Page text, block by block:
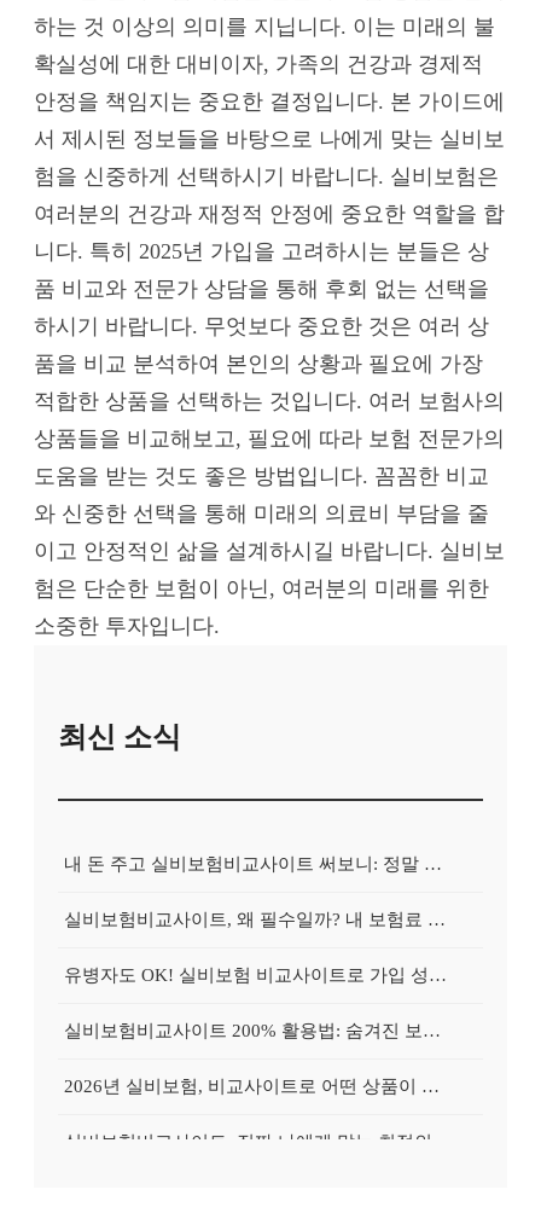
하는 것 이상의 의미를 지닙니다. 이는 미래의 불
확실성에 대한 대비이자, 가족의 건강과 경제적
안정을 책임지는 중요한 결정입니다. 본 가이드에
서 제시된 정보들을 바탕으로 나에게 맞는 실비보
험을 신중하게 선택하시기 바랍니다. 실비보험은
여러분의 건강과 재정적 안정에 중요한 역할을 합
니다. 특히 2025년 가입을 고려하시는 분들은 상
품 비교와 전문가 상담을 통해 후회 없는 선택을
하시기 바랍니다. 무엇보다 중요한 것은 여러 상
품을 비교 분석하여 본인의 상황과 필요에 가장
적합한 상품을 선택하는 것입니다. 여러 보험사의
상품들을 비교해보고, 필요에 따라 보험 전문가의
도움을 받는 것도 좋은 방법입니다. 꼼꼼한 비교
와 신중한 선택을 통해 미래의 의료비 부담을 줄
이고 안정적인 삶을 설계하시길 바랍니다. 실비보
험은 단순한 보험이 아닌, 여러분의 미래를 위한
소중한 투자입니다.
최신 소식
내 돈 주고 실비보험비교사이트 써보니: 정말 보험료가 싸졌을까?
실비보험비교사이트, 왜 필수일까? 내 보험료 줄이는 확실한 방법
유병자도 OK! 실비보험 비교사이트로 가입 성공률 높이는 특별 노하우
실비보험비교사이트 200% 활용법: 숨겨진 보험료 절약 꿀팁 대방출!
2026년 실비보험, 비교사이트로 어떤 상품이 좋을까? 현명한 선택 가이드